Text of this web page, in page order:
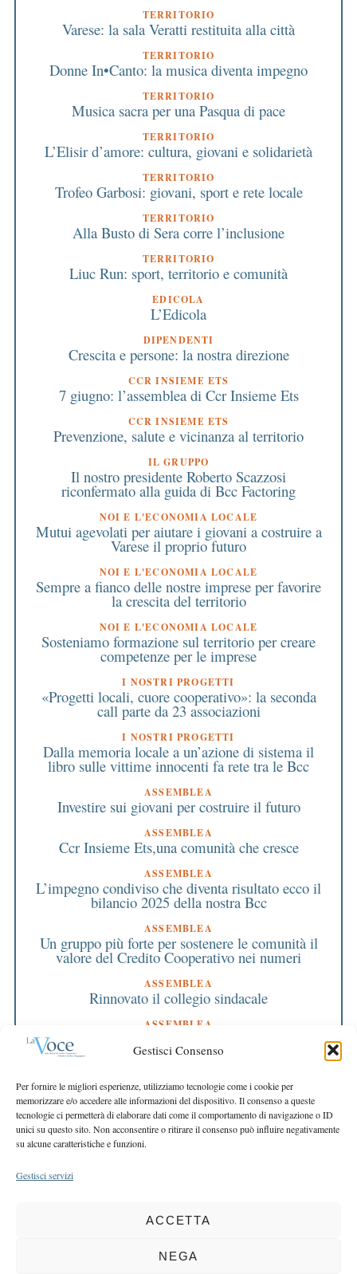
Gestisci Consenso
Per fornire le migliori esperienze, utilizziamo tecnologie come i cookie per
memorizzare e/o accedere alle informazioni del dispositivo. Il consenso a queste
tecnologie ci permetterà di elaborare dati come il comportamento di navigazione o ID
unici su questo sito. Non acconsentire o ritirare il consenso può influire negativamente
su alcune caratteristiche e funzioni.
Gestisci servizi
ACCETTA
NEGA
TERRITORIO
Varese: la sala Veratti restituita alla città
TERRITORIO
Donne In•Canto: la musica diventa impegno
TERRITORIO
Musica sacra per una Pasqua di pace
TERRITORIO
L’Elisir d’amore: cultura, giovani e solidarietà
TERRITORIO
Trofeo Garbosi: giovani, sport e rete locale
TERRITORIO
Alla Busto di Sera corre l’inclusione
TERRITORIO
Liuc Run: sport, territorio e comunità
EDICOLA
L’Edicola
DIPENDENTI
Crescita e persone: la nostra direzione
CCR INSIEME ETS
7 giugno: l’assemblea di Ccr Insieme Ets
CCR INSIEME ETS
Prevenzione, salute e vicinanza al territorio
IL GRUPPO
Il nostro presidente Roberto Scazzosi
riconfermato alla guida di Bcc Factoring
NOI E L'ECONOMIA LOCALE
Mutui agevolati per aiutare i giovani a costruire a
Varese il proprio futuro
NOI E L'ECONOMIA LOCALE
Sempre a fianco delle nostre imprese per favorire
la crescita del territorio
NOI E L'ECONOMIA LOCALE
Sosteniamo formazione sul territorio per creare
competenze per le imprese
I NOSTRI PROGETTI
«Progetti locali, cuore cooperativo»: la seconda
call parte da 23 associazioni
I NOSTRI PROGETTI
Dalla memoria locale a un’azione di sistema il
libro sulle vittime innocenti fa rete tra le Bcc
ASSEMBLEA
Investire sui giovani per costruire il futuro
ASSEMBLEA
Ccr Insieme Ets,una comunità che cresce
ASSEMBLEA
L’impegno condiviso che diventa risultato ecco il
bilancio 2025 della nostra Bcc
ASSEMBLEA
Un gruppo più forte per sostenere le comunità il
valore del Credito Cooperativo nei numeri
ASSEMBLEA
Rinnovato il collegio sindacale
ASSEMBLEA
Bilancio approvato all’unanimità e 2 milioni
destinati al territorio
EDITORIALE DIRETTORE
Crescere restando riconoscibili
EDITORIALE PRESIDENTE
Costruire futuro insieme
COPYRIGHT 2025 LA VOCE |PRIVACY
BCC DI BUSTO GAROLFO E BUGUGGIATE